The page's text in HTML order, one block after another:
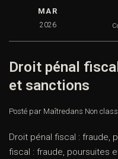
MAR
2026
Droit pénal
et sanctions
Posté par Maîtredans Non
Droit pénal fiscal : fraude,
fiscal : fraude, poursuites